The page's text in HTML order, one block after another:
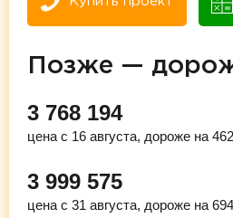
Позже —
3 768 194
цена с 16 августа, дороже на
3 999 575
цена с 31 августа, дороже на